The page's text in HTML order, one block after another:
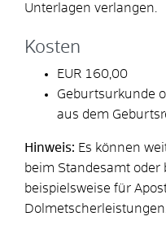
Unterlagen verlangen.
Kosten
EUR 160,00
Geburtsurkunde
aus dem
Hinweis: Es können
beim Standesamt oder
beispielsweise für
Dolmetscherleistungen.